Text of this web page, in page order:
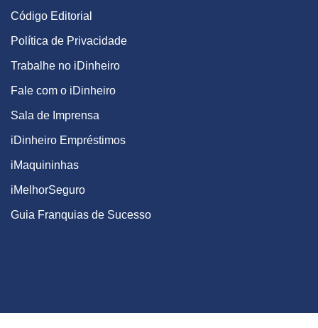
Código Editorial
Política de Privacidade
Trabalhe no iDinheiro
Fale com o iDinheiro
Sala de Imprensa
iDinheiro Empréstimos
iMaquininhas
iMelhorSeguro
Guia Franquias de Sucesso